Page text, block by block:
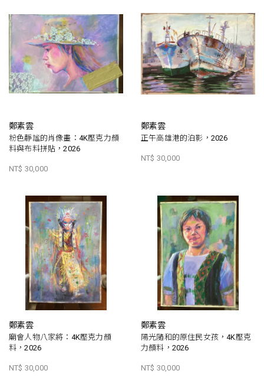
鄭素雲
粉色靜謐的肖像畫：4K壓克力顏
料與布料拼貼，2026
NT$ 30,000
鄭素雲
正午高雄港的泊影，2026
NT$ 30,000
鄭素雲
廟會人物八家將：4K壓克力顏
料，2026
NT$ 30,000
鄭素雲
陽光隨和的原住民女孩，4K壓克
力顏料，2026
NT$ 30,000